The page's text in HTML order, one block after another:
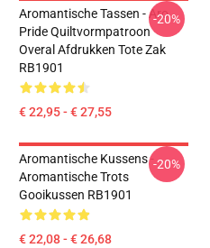
Aromantische Tassen - Aro
Pride Quiltvormpatroon
Overal Afdrukken Tote Zak
RB1901
€ 22,95 - € 27,55
-20%
Aromantische Kussens -
Aromantische Trots
Gooikussen RB1901
€ 22,08 - € 26,68
-20%